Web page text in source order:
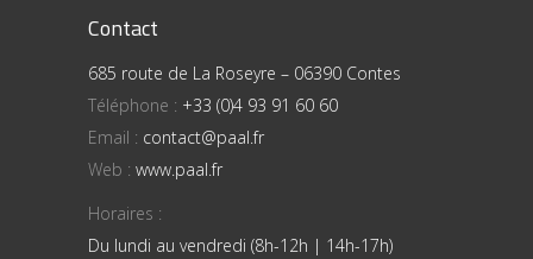
Contact
685 route de La Roseyre – 06390 Contes
Téléphone : +33 (0)4 93 91 60 60
Email : contact@paal.fr
Web : www.paal.fr
Horaires :
Du lundi au vendredi (8h-12h | 14h-17h)